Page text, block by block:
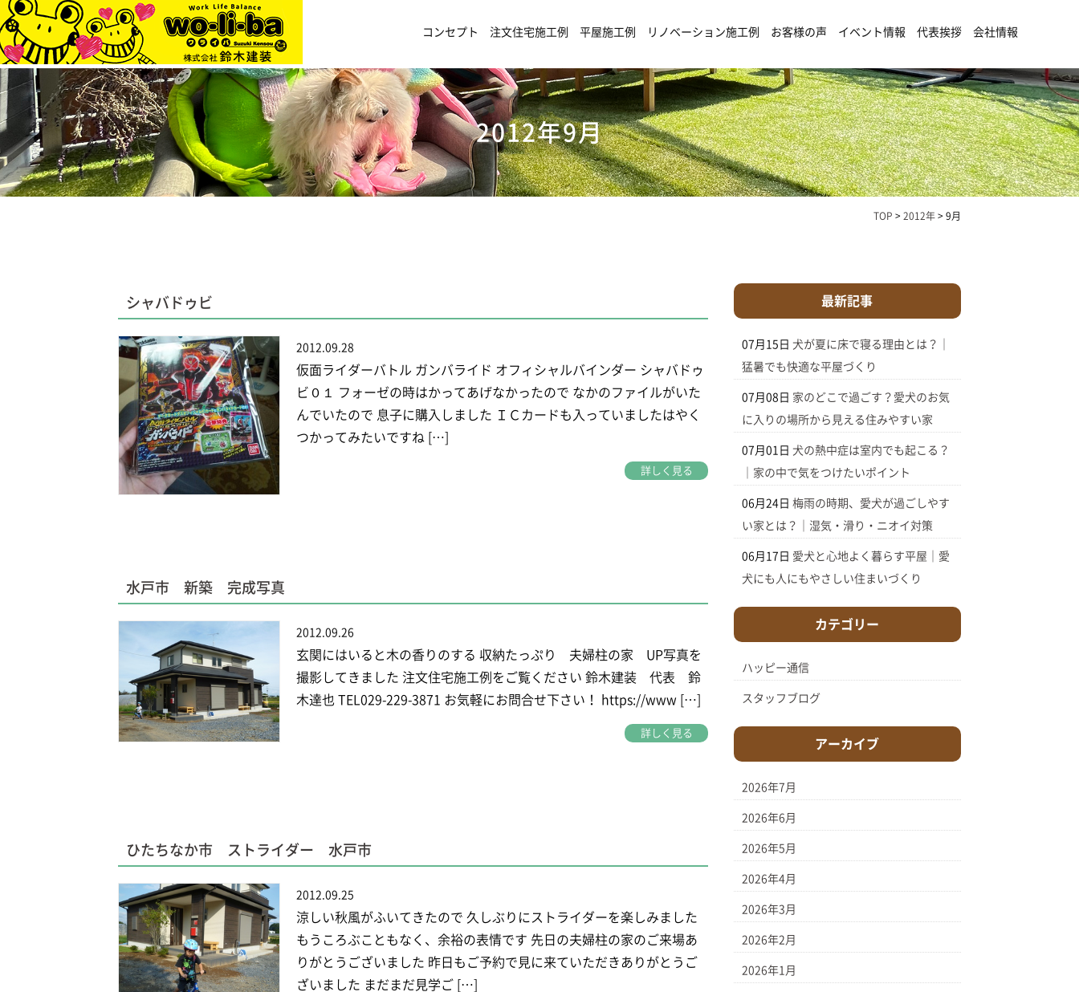
コンセプト 注文住宅施工例 平屋施工例 リノベーション施工例 お客様の声 イベント情報 代表挨拶 会社情報
2012年9月
TOP > 2012年 > 9月
シャバドゥビ
2012.09.28
仮面ライダーバトル ガンバライド オフィシャルバインダー シャバドゥ
ビ０１ フォーゼの時はかってあげなかったので なかのファイルがいた
んでいたので 息子に購入しました ＩＣカードも入っていましたはやく
つかってみたいですね […]
詳しく見る
水戸市 新築 完成写真
2012.09.26
玄関にはいると木の香りのする 収納たっぷり 夫婦柱の家 UP写真を
撮影してきました 注文住宅施工例をご覧ください 鈴木建装 代表 鈴
木達也 TEL029-229-3871 お気軽にお問合せ下さい！ https://www […]
詳しく見る
ひたちなか市 ストライダー 水戸市
2012.09.25
涼しい秋風がふいてきたので 久しぶりにストライダーを楽しみました
もうころぶこともなく、余裕の表情です 先日の夫婦柱の家のご来場あ
りがとうございました 昨日もご予約で見に来ていただきありがとうご
ざいました まだまだ見学ご […]
最新記事
07月15日 犬が夏に床で寝る理由とは？｜
猛暑でも快適な平屋づくり
07月08日 家のどこで過ごす？愛犬のお気
に入りの場所から見える住みやすい家
07月01日 犬の熱中症は室内でも起こる？
｜家の中で気をつけたいポイント
06月24日 梅雨の時期、愛犬が過ごしやす
い家とは？｜湿気・滑り・ニオイ対策
06月17日 愛犬と心地よく暮らす平屋｜愛
犬にも人にもやさしい住まいづくり
カテゴリー
ハッピー通信
スタッフブログ
アーカイブ
2026年7月
2026年6月
2026年5月
2026年4月
2026年3月
2026年2月
2026年1月